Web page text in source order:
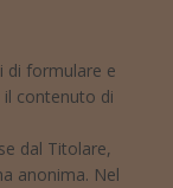
di formulare e
contenuto di
dal Titolare,
anonima. Nel